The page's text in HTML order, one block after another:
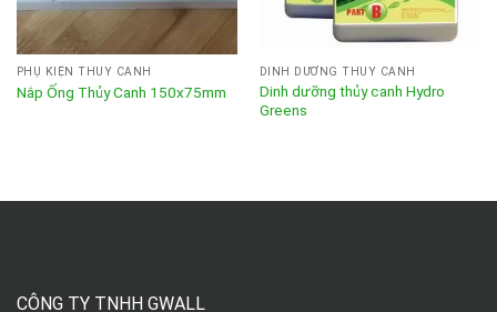
PHỤ KIỆN THỦY CANH
Nắp Ống Thủy Canh 150x75mm
DINH DƯỠNG THỦY CANH
Dinh dưỡng thủy canh Hydro
Greens
CÔNG TY TNHH GWALL